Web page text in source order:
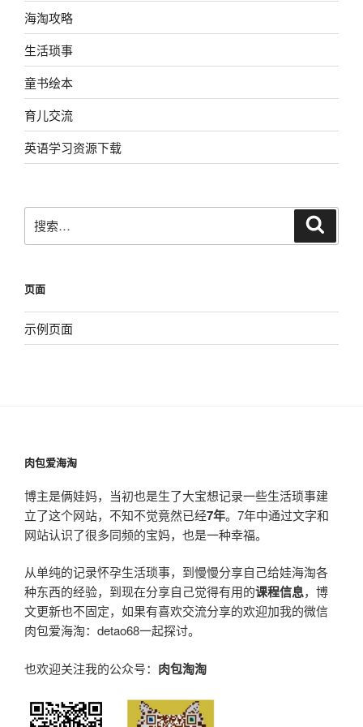
海淘攻略
生活琐事
童书绘本
育儿交流
英语学习资源下载
搜
索：
页面
示例页面
肉包爱海淘
博主是俩娃妈，当初也是生了大宝想记录一些生活琐事建
立了这个网站，不知不觉竟然已经7年。7年中通过文字和
网站认识了很多同频的宝妈，也是一种幸福。
从单纯的记录怀孕生活琐事，到慢慢分享自己给娃海淘各
种东西的经验，到现在分享自己觉得有用的课程信息，博
文更新也不固定，如果有喜欢交流分享的欢迎加我的微信
肉包爱海淘：detao68一起探讨。
也欢迎关注我的公众号： 肉包淘淘